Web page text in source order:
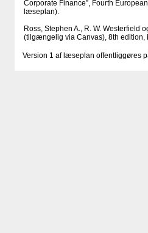
Corporate Finance”, Fourth
læseplan).
Ross, Stephen A., R. W. Westerfield
(tilgængelig via Canvas), 8th edition,
Version 1 af læseplan offentliggøres